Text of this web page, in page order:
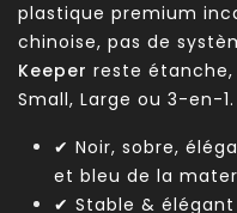
plastique premium
chinoise, pas de
Keeper reste étanche,
Small, Large ou 3-en-1.
✔ Noir, sobre,
et bleu de la
✔ Stable &